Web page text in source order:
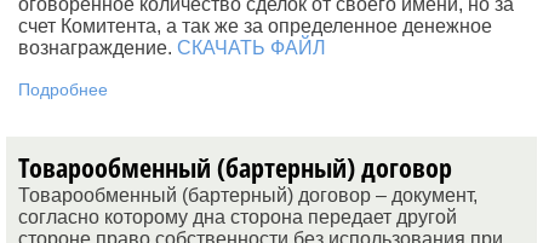
оговоренное количество сделок от своего имени, но за
счет Комитента, а так же за определенное денежное
вознаграждение. СКАЧАТЬ ФАЙЛ
Подробнее
Товарообменный (бартерный) договор
Товарообменный (бартерный) договор – документ,
согласно которому дна сторона передает другой
стороне право собственности без использования при